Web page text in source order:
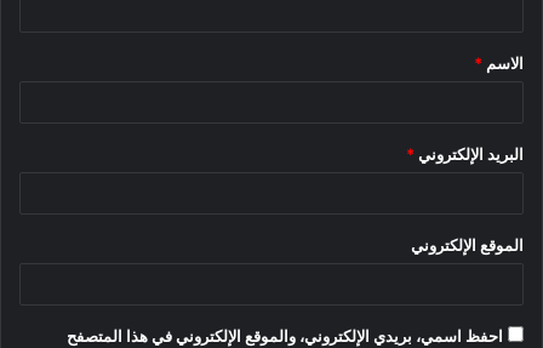
*
الاسم *
البريد الإلكتروني *
الموقع الإلكتروني
احفظ اسمي، بريدي الإلكتروني، والموقع الإلكتروني في هذا المتصفح